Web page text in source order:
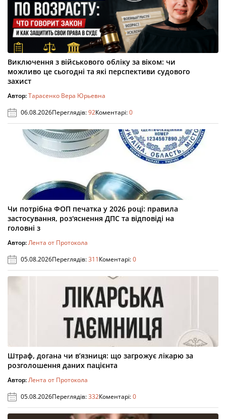
Виключення з військового обліку за віком: чи
можливо це сьогодні та які перспективи судового
захист
Автор:Тарасенко Вера Юрьевна
06.08.2026Переглядів:92Коментарі:0
Чи потрібна ФОП печатка у 2026 році: правила
застосування, роз'яснення ДПС та відповіді на
головні з
Автор:Лента от Протокола
05.08.2026Переглядів:311Коментарі:0
Штраф, догана чи в’язниця: що загрожує лікарю за
розголошення даних пацієнта
Автор:Лента от Протокола
05.08.2026Переглядів:332Коментарі:0